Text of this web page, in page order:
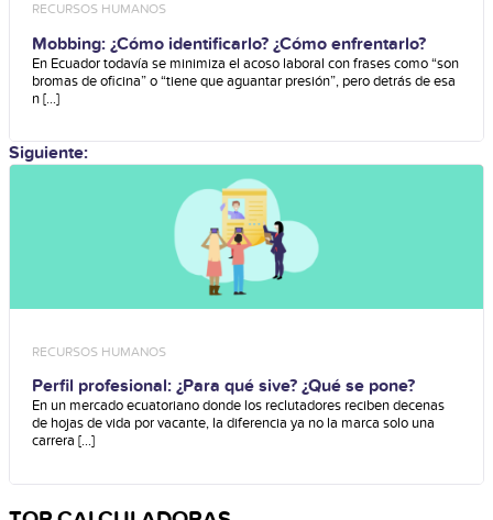
RECURSOS HUMANOS
Mobbing: ¿Cómo identificarlo? ¿Cómo enfrentarlo?
En Ecuador todavía se minimiza el acoso laboral con frases como “son
bromas de oficina” o “tiene que aguantar presión”, pero detrás de esa
n [...]
Siguiente:
RECURSOS HUMANOS
Perfil profesional: ¿Para qué sive? ¿Qué se pone?
En un mercado ecuatoriano donde los reclutadores reciben decenas
de hojas de vida por vacante, la diferencia ya no la marca solo una
carrera [...]